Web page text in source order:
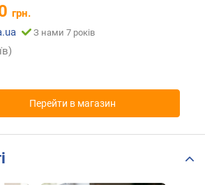
грн.
З нами 7 років
Перейти в магазин